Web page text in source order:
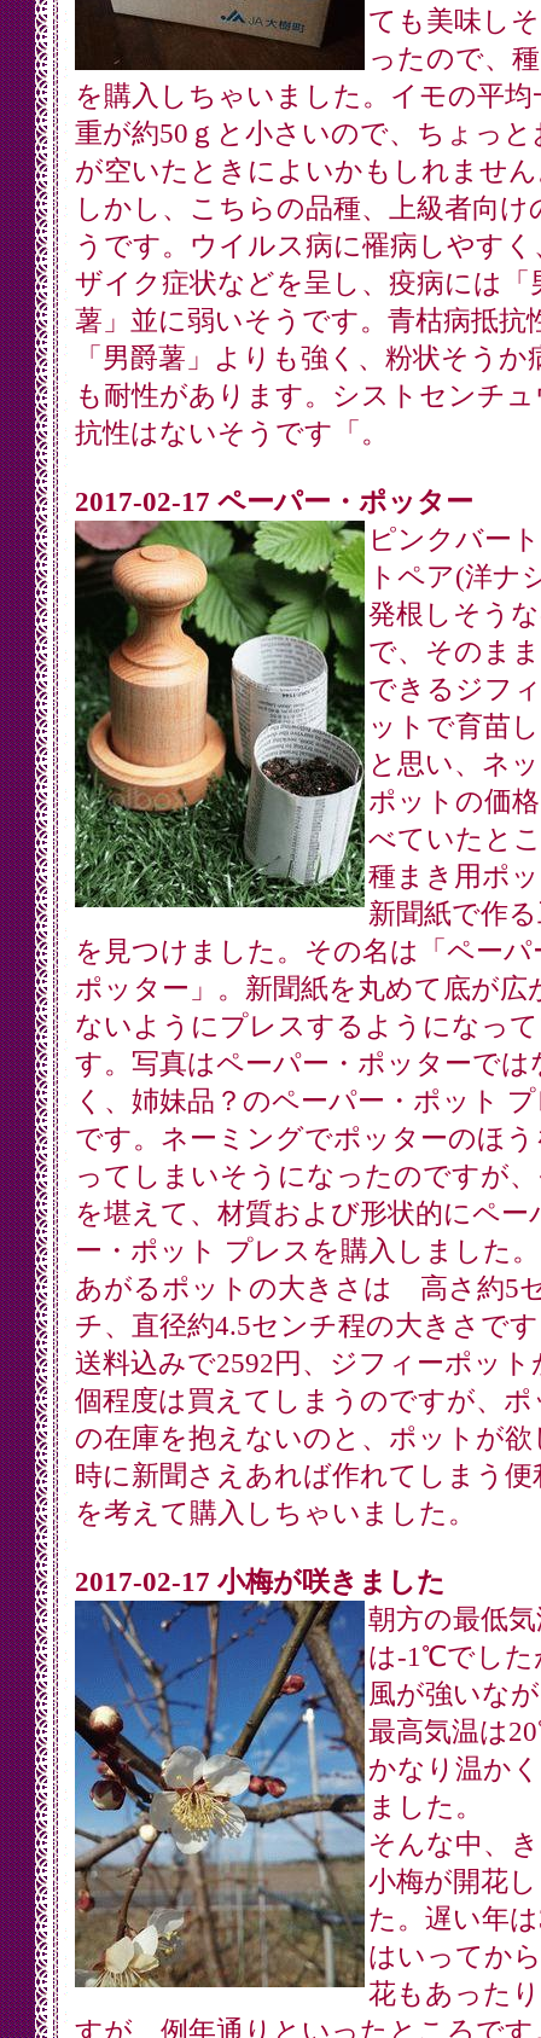
ても美味し
ったので、
を購入しちゃいました。イモの平均
重が約50ｇと小さいので、ちょっと
が空いたときによいかもしれませ
しかし、こちらの品種、上級者向け
うです。ウイルス病に罹病しやすく
ザイク症状などを呈し、疫病には「
薯」並に弱いそうです。青枯病抵抗
「男爵薯」よりも強く、粉状そうか
も耐性があります。シストセンチュ
抗性はないそうです「。
2017-02-17 ペーパー・ポッター
ピンクバー
トペア(洋ナ
発根しそう
で、そのま
できるジフ
ットで育苗
と思い、ネ
ポットの価
べていたと
種まき用ポ
新聞紙で作
を見つけました。その名は「ペーパ
ポッター」。新聞紙を丸めて底が広
ないようにプレスするようになっ
す。写真はペーパー・ポッターでは
く、姉妹品？のペーパー・ポット
です。ネーミングでポッターのほう
ってしまいそうになったのですが
を堪えて、材質および形状的にペー
ー・ポット プレスを購入しました
あがるポットの大きさは 高さ約5
チ、直径約4.5センチ程の大きさで
送料込みで2592円、ジフィーポット
個程度は買えてしまうのですが、ポ
の在庫を抱えないのと、ポットが欲
時に新聞さえあれば作れてしまう便
を考えて購入しちゃいました。
2017-02-17 小梅が咲きました
朝方の最低
は-1℃でした
風が強いな
最高気温は
かなり温か
ました。
そんな中、
小梅が開花
た。遅い年
はいってか
花もあった
すが、例年通りといったところです